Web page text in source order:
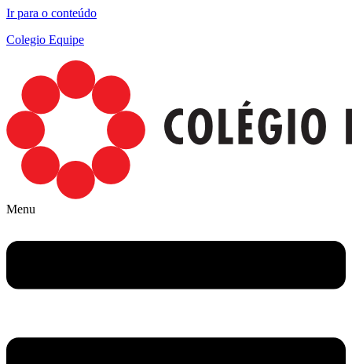
Ir para o conteúdo
Colegio Equipe
Menu